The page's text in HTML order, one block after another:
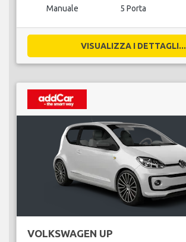
Manuale 5 Porta
VISUALIZZA I DETTAGLI...
VOLKSWAGEN UP